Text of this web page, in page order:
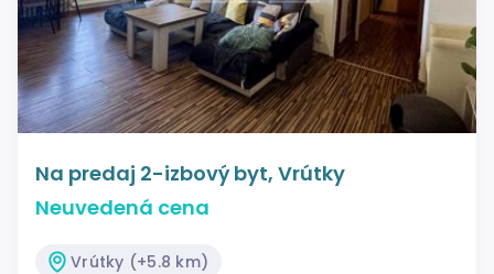
Na predaj 2-izbový byt, Vrútky
Neuvedená cena
Vrútky (+5.8 km)